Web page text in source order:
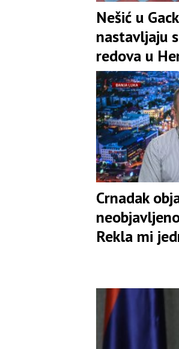
Nešić u
nastavljaju
redova u
Crnadak
Rekla mi